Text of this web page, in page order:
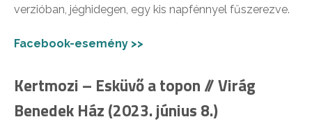
verzióban, jéghidegen, egy kis napfénnyel fűszerezve.
Facebook-esemény >>
Kertmozi – Esküvő a topon // Virág
Benedek Ház (2023. június 8.)